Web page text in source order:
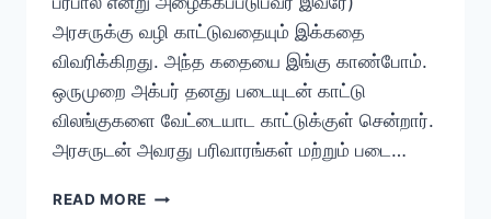
அரசருக்கு வழி காட்டுவதையும் இக்கதை
விவரிக்கிறது. அந்த கதையை இங்கு காண்போம்.
ஒருமுறை அக்பர் தனது படையுடன் காட்டு
விலங்குகளை வேட்டையாட காட்டுக்குள் சென்றார்.
அரசருடன் அவரது பரிவாரங்கள் மற்றும் படை…
READ MORE அக்பர்